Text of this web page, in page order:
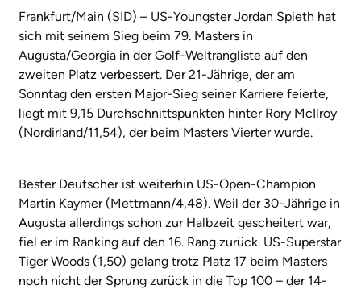
Frankfurt/Main (SID) – US-Youngster Jordan Spieth hat
sich mit seinem Sieg beim 79. Masters in
Augusta/Georgia in der Golf-Weltrangliste auf den
zweiten Platz verbessert. Der 21-Jährige, der am
Sonntag den ersten Major-Sieg seiner Karriere feierte,
liegt mit 9,15 Durchschnittspunkten hinter Rory McIlroy
(Nordirland/11,54), der beim Masters Vierter wurde.
Bester Deutscher ist weiterhin US-Open-Champion
Martin Kaymer (Mettmann/4,48). Weil der 30-Jährige in
Augusta allerdings schon zur Halbzeit gescheitert war,
fiel er im Ranking auf den 16. Rang zurück. US-Superstar
Tiger Woods (1,50) gelang trotz Platz 17 beim Masters
noch nicht der Sprung zurück in die Top 100 – der 14-